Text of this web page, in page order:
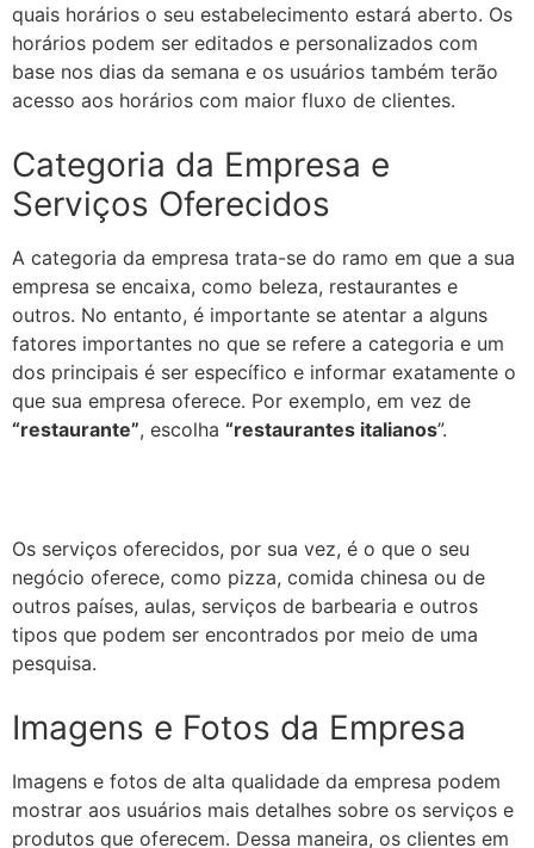
quais horários o seu estabelecimento estará aberto. Os
horários podem ser editados e personalizados com
base nos dias da semana e os usuários também terão
acesso aos horários com maior fluxo de clientes.
Categoria da Empresa e
Serviços Oferecidos
A categoria da empresa trata-se do ramo em que a sua
empresa se encaixa, como beleza, restaurantes e
outros. No entanto, é importante se atentar a alguns
fatores importantes no que se refere a categoria e um
dos principais é ser específico e informar exatamente o
que sua empresa oferece. Por exemplo, em vez de
“restaurante”, escolha “restaurantes italianos”.
Os serviços oferecidos, por sua vez, é o que o seu
negócio oferece, como pizza, comida chinesa ou de
outros países, aulas, serviços de barbearia e outros
tipos que podem ser encontrados por meio de uma
pesquisa.
Imagens e Fotos da Empresa
Imagens e fotos de alta qualidade da empresa podem
mostrar aos usuários mais detalhes sobre os serviços e
produtos que oferecem. Dessa maneira, os clientes em